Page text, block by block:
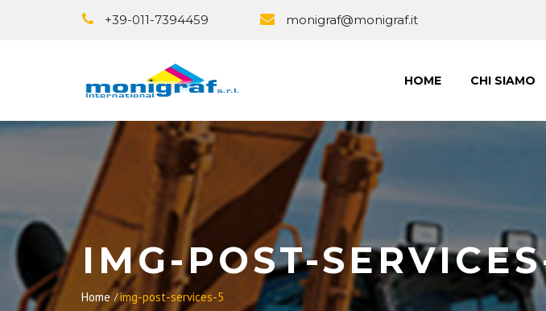
+39-011-7394459 monigraf@monigraf.it
HOME CHI SIAMO
IMG-POST-
Home img-post-services-5